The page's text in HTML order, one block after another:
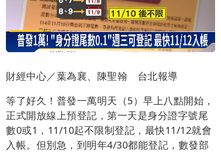
財經中心／葉為襄、陳聖翰 台北報導
等了好久！普發一萬明天（5）早上八點開始，
正式開放線上預登記，第一天是身分證字號尾
數0或1，11/10起不限制登記，最快11/12就會
入帳。但別急，到明年4/30都能登記，數發部